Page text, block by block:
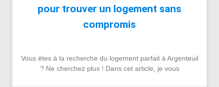
pour trouver un logement sans
compromis
Vous êtes à la recherche du logement parfait à Argenteuil
? Ne cherchez plus ! Dans cet article, je vous